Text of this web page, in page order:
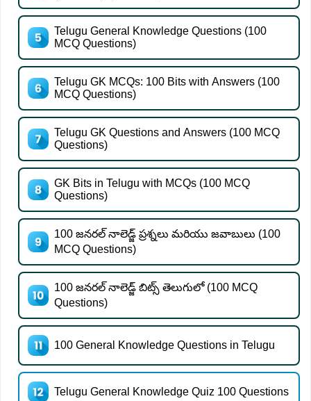
Telugu General Knowledge Questions (100
MCQ Questions)
Telugu GK MCQs: 100 Bits with Answers (100
MCQ Questions)
Telugu GK Questions and Answers (100 MCQ
Questions)
GK Bits in Telugu with MCQs (100 MCQ
Questions)
100 జనరల్ నాలెడ్జ్ ప్రశ్నలు మరియు జవాబులు (100
MCQ Questions)
100 జనరల్ నాలెడ్జ్ బిట్స్ తెలుగులో (100 MCQ
Questions)
100 General Knowledge Questions in Telugu
Telugu General Knowledge Quiz 100 Questions